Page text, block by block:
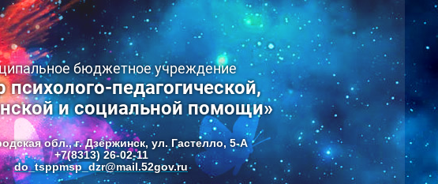
бюджетное учреждение
психолого-педагогической,
и социальной помощи»
обл., г. Дзержинск, ул. Гастелло, 5-А
+7(8313) 26-02-11
do_tsppmsp_dzr@mail.52gov.ru